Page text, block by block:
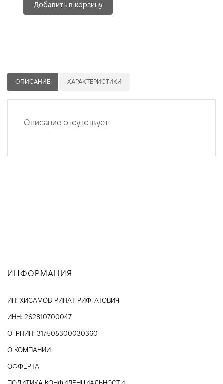
Добавить в корзину
ОПИСАНИЕ ХАРАКТЕРИСТИКИ
Описание отсутствует
ИНФОРМАЦИЯ
ИП: ХИСАМОВ РИНАТ РИФГАТОВИЧ
ИНН: 262810700047
ОГРНИП: 317505300030360
О КОМПАНИИ
ОФФЕРТА